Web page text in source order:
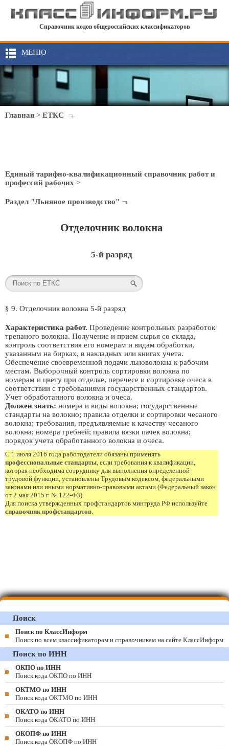
Справочник кодов общероссийских классификаторов
МЕНЮ
Главная > ЕТКС
Единый тарифно-квалификационный справочник работ и
профессий рабочих >
Раздел "Льняное производство"
Отделочник волокна
5-й разряд
§ 9. Отделочник волокна 5-й разряд
Характеристика работ. Проведение контрольных разработок
трепаного волокна. Получение и прием сырья со склада,
контроль соответствия его номерам и видам обработки,
указанным на бирках, в накладных или книгах учета.
Обеспечение своевременной подачи льноволокна к рабочим
местам. Выборочный контроль сортировки волокна по
номерам и цвету при отделке, перечесе и сортировке очеса в
соответствии с требованиями государственных стандартов.
Учет обработанного волокна и очеса.
Должен знать: номера и виды волокна; государственные
стандарты на волокно; правила отделки и сортировки чесаного
волокна; требования, предъявляемые к качеству чесаного
волокна; номера гребней; правила вязки пачек волокна;
порядок учета обработанного волокна и очеса.
С 1 июля 2016 года работодатели обязаны применять
профессиональные стандарты, если требования к квалификации,
которая необходима сотруднику для выполнения определенной
трудовой функции, установлены Трудовым кодексом, федеральными
законами или иными нормативно-правовыми актами (Федеральный закон
от 2 мая 2015 г. № 122-ФЗ).
Для поиска утвержденных профстандартов минтруда РФ используйте
справочник профстандартов.
Поиск
Поиск по КлассИнформ
Поиск по всем классификаторам и справочникам на сайте КлассИнформ
Поиск по ИНН
ОКПО по ИНН
Поиск кода ОКПО по ИНН
ОКТМО по ИНН
Поиск кода ОКТМО по ИНН
ОКАТО по ИНН
Поиск кода ОКАТО по ИНН
ОКОПФ по ИНН
Поиск кода ОКОПФ по ИНН